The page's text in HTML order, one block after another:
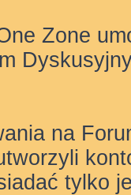
Zone
na
tylko